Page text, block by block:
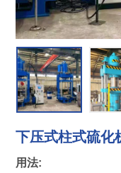
下压式柱式硫化
用法: